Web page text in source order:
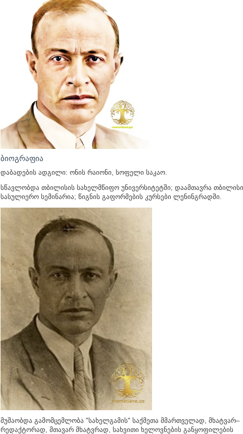
ᲑᲘᲝᲒᲠᲐᲤᲘᲐ
დაბადების ადგილი: ონის რაიონი, სოფელი საკაო.
სწავლობდა თბილისის სახელმწიფო უნივერსიტეტში; დაამთავრა
სასულიერო სემინარია; წიგნის გაფორმების კურსები ლენინგრადში.
მუშაობდა გამომცემლობა "სახელგამის" საქმეთა მმართველად, მხატვარ–
რედაქტორად, მთავარ მხატვრად, სახვითი ხელოვნების განყოფილების